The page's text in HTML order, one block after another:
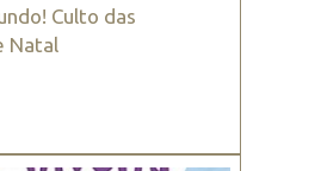
Culto das
Natal